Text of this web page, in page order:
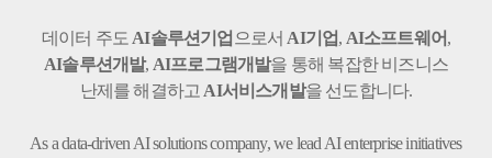
데이터 주도 AI솔루션기업 으로서 AI기업, AI소프트웨어,
AI솔루션개발, AI프로그램개발을 통해 복잡한 비즈니스
난제를 해결하고 AI서비스개발을 선도합니다.
As a data-driven AI solutions company, we lead AI enterprise initiatives